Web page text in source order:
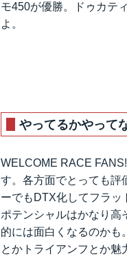
モ450が優勝。ドゥカテ
よ。
やってるかやって
WELCOME RACE
す。各方面でとっても評
ーでもDTX化してフラッ
ポテンシャルはかなり高
的には面白くなるのかも
とかトライアンフとか